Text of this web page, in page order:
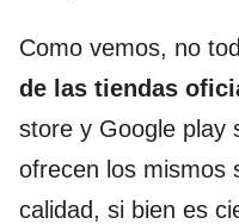
Como vemos, no
de las tiendas
store y Google play
ofrecen los mismos
calidad, si bien es